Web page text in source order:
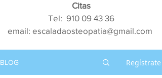
Citas
Tel: 910 09 43 36
email: escaladaosteopatia@gmail.com
BLOG Regístrate